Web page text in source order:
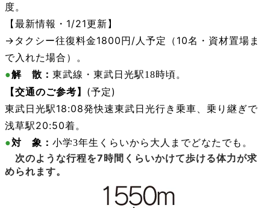
度。
【最新情報・1/21更新】
→タクシー往復料金1800円/人予定（10名・資材置場ま
で入れた場合）。
●解 散： 東武線 ・東武日光駅18時頃。
【交通のご参考】 (予定)
東武日光駅18:08発快速東武日光行き乗車、乗り継ぎで
浅草駅20:50着。
●対 象 ： 小学3年生くらいから大人までどなたでも。
次のような行程を7時間くらいかけて歩ける体力が求
められます。